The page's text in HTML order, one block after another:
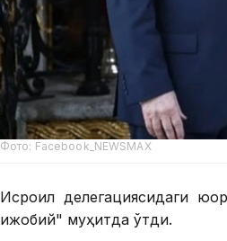
Фото: Facebook_NEWSMAX
Исроил делегациясидаги
ижобий" муҳитда ўтди.